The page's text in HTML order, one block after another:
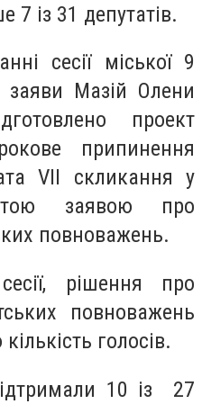
7 із 31 депутатів.
сесії міської 9
заяви Мазій Олени
проект
припинення
VII скликання у
заявою про
повноважень.
рішення про
повноважень
голосів.
10 із 27